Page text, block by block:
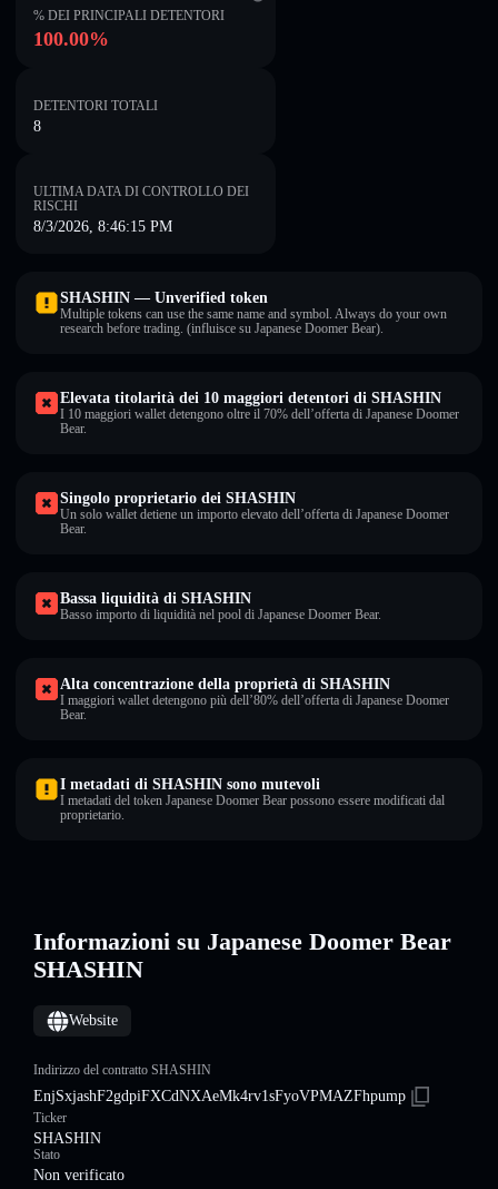
% DEI PRINCIPALI DETENTORI
100.00%
DETENTORI TOTALI
8
ULTIMA DATA DI CONTROLLO DEI
RISCHI
8/3/2026, 8:46:15 PM
SHASHIN — Unverified token
Multiple tokens can use the same name and symbol. Always do your own
research before trading. (influisce su Japanese Doomer Bear).
Elevata titolarità dei 10 maggiori detentori di SHASHIN
I 10 maggiori wallet detengono oltre il 70% dell’offerta di Japanese Doomer
Bear.
Singolo proprietario dei SHASHIN
Un solo wallet detiene un importo elevato dell’offerta di Japanese Doomer
Bear.
Bassa liquidità di SHASHIN
Basso importo di liquidità nel pool di Japanese Doomer Bear.
Alta concentrazione della proprietà di SHASHIN
I maggiori wallet detengono più dell’80% dell’offerta di Japanese Doomer
Bear.
I metadati di SHASHIN sono mutevoli
I metadati del token Japanese Doomer Bear possono essere modificati dal
proprietario.
Informazioni su Japanese Doomer Bear
SHASHIN
Website
Indirizzo del contratto SHASHIN
EnjSxjashF2gdpiFXCdNXAeMk4rv1sFyoVPMAZFhpump
Ticker
SHASHIN
Stato
Non verificato